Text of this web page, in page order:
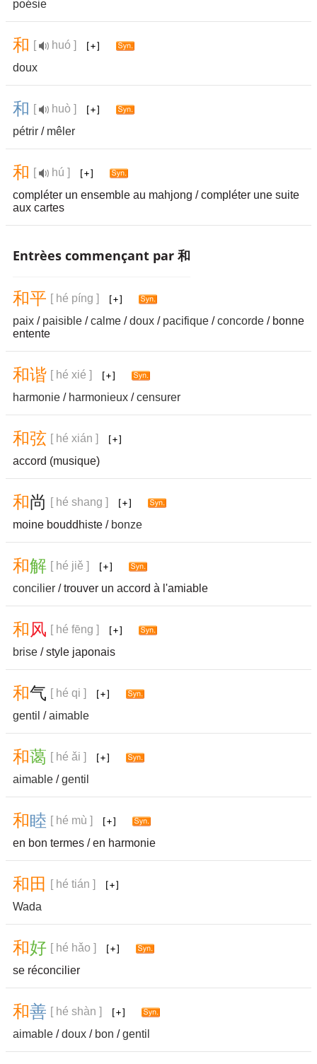
poésie
和 [
huó ]
doux
和 [
huò ]
pétrir / mêler
和 [
hú ]
compléter un ensemble au mahjong / compléter une suite
aux cartes
Entrèes commençant par 和
和平 [ hé píng ]
paix / paisible /calme /doux / pacifique /concorde / bonne
entente
和谐 [ hé xié ]
harmonie / harmonieux /censurer
和弦 [ hé xián ]
accord (musique)
和尚 [ hé shang ]
moine bouddhiste / bonze
和解 [ hé jiě ]
concilier / trouver un accord à l'amiable
和 风 [ hé fēng ]
brise / style japonais
和气 [ hé qi ]
gentil /aimable
和蔼 [ hé ǎi ]
aimable /gentil
和睦 [ hé mù ]
en bon termes / en harmonie
和田
[ hé tián ]
Wada
和好 [ hé hǎo ]
se réconcilier
和善 [ hé shàn ]
aimable /doux / bon /gentil